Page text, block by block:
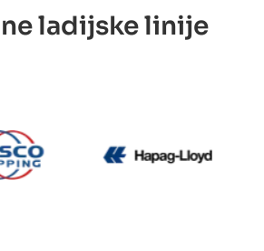
ladijske linije